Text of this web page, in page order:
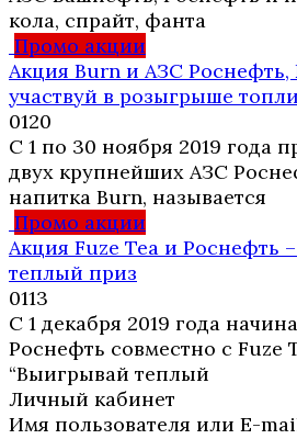
кола, спрайт, фанта
Промо акции
Акция Burn и АЗС
участвуй в розыгрыше
0120
С 1 по 30 ноября 2019 года
двух крупнейших АЗС
напитка Burn, называется
Промо акции
Акция Fuze Tea и Роснефть
теплый приз
0113
С 1 декабря 2019 года
Роснефть совместно с Fuze
“Выигрывай теплый
Личный кабинет
Имя пользователя или E-